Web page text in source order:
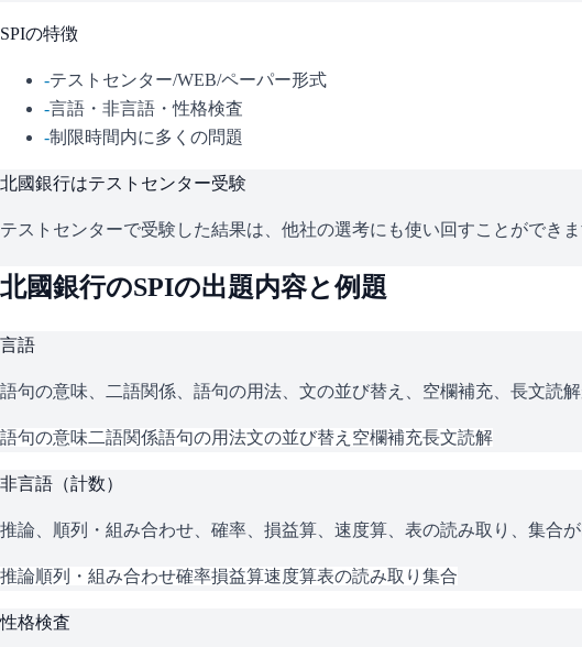
SPIの特徴
-テストセンター/WEB/ペーパー形式
-言語・非言語・性格検査
-制限時間内に多くの問題
北國銀行はテストセンター受験
テストセンターで受験した結果は、他社の選考にも使い回すことができ
北國銀行のSPIの出題内容と例題
言語
語句の意味、二語関係、語句の用法、文の並び替え、空欄補充、長文読
語句の意味二語関係語句の用法文の並び替え 空欄補充長文読解
非言語（計数）
推論、順列・組み合わせ、確率、損益算、速度算、表の読み取り、集合
推論順列・組み合わせ確率損益算速度算表の読み取り 集合
性格検査